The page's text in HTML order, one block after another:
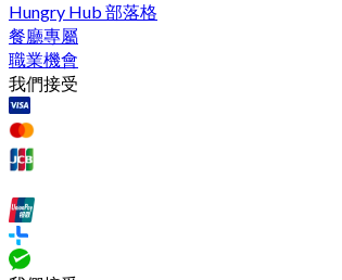
Hungry Hub 部落格
餐廳專屬
職業機會
我們接受